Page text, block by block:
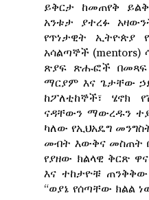
ይቅርታ ከመጠየቅ
አንቱታ ያተረፉ
የጥነታዊት ኢትዮጵያ
አሳልጣኞች
ጽያፍ ጽሑፎች
ማርያም እና ጌታቸው
ከፖለቲከኞች፣ ሄኖክ
ናዳቸውን ማውረዱን
ካለው የኢህአዴግ
መብት እውቅና መስጠት
የያዘው ክልላዊ ቅርጽ
እና ተከታዮቹ
“ወያኔ የሰጣቸው ክልል